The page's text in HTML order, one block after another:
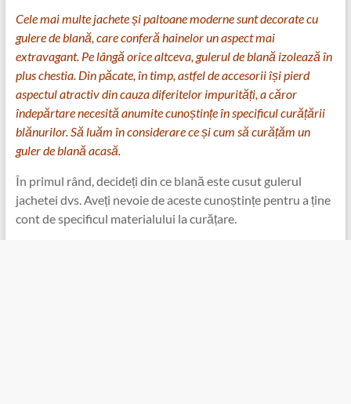
Cele mai multe jachete și paltoane moderne sunt decorate cu
gulere de blană, care conferă hainelor un aspect mai
extravagant. Pe lângă orice altceva, gulerul de blană izolează în
plus chestia. Din păcate, în timp, astfel de accesorii își pierd
aspectul atractiv din cauza diferitelor impurități, a căror
îndepărtare necesită anumite cunoștințe în specificul curățării
blănurilor. Să luăm în considerare ce și cum să curățăm un
guler de blană acasă.
În primul rând, decideți din ce blană este cusut gulerul
jachetei dvs. Aveți nevoie de aceste cunoștințe pentru a ține
cont de specificul materialului la curățare.